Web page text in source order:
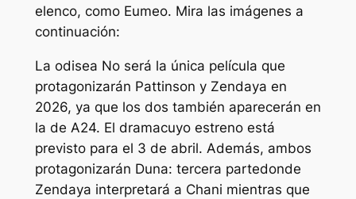
elenco, como Eumeo. Mira las imágenes a
continuación:
La odisea No será la única película que
protagonizarán Pattinson y Zendaya en
2026, ya que los dos también aparecerán en
la de A24. El dramacuyo estreno está
previsto para el 3 de abril. Además, ambos
protagonizarán Duna: tercera partedonde
Zendaya interpretará a Chani mientras que